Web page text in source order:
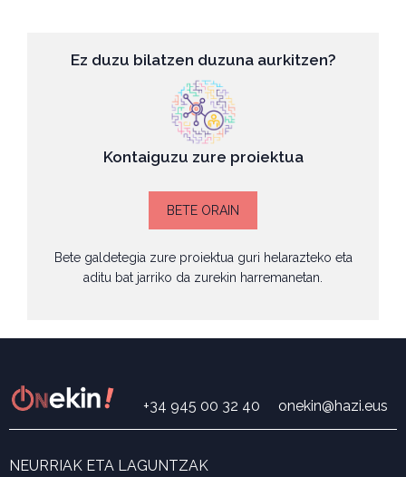
Ez duzu bilatzen duzuna aurkitzen?
Kontaiguzu zure proiektua
BETE ORAIN
Bete galdetegia zure proiektua guri helarazteko eta
aditu bat jarriko da zurekin harremanetan.
+34 945 00 32 40 onekin@hazi.eus
NEURRIAK ETA LAGUNTZAK